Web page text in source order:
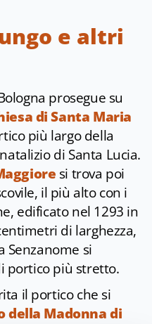
e altri
prosegue su
di Santa Maria
più largo della
di Santa Lucia.
si trova poi
il più alto con i
edificato nel 1293 in
di larghezza,
Senzanome si
portico più stretto.
il portico che si
della Madonna di